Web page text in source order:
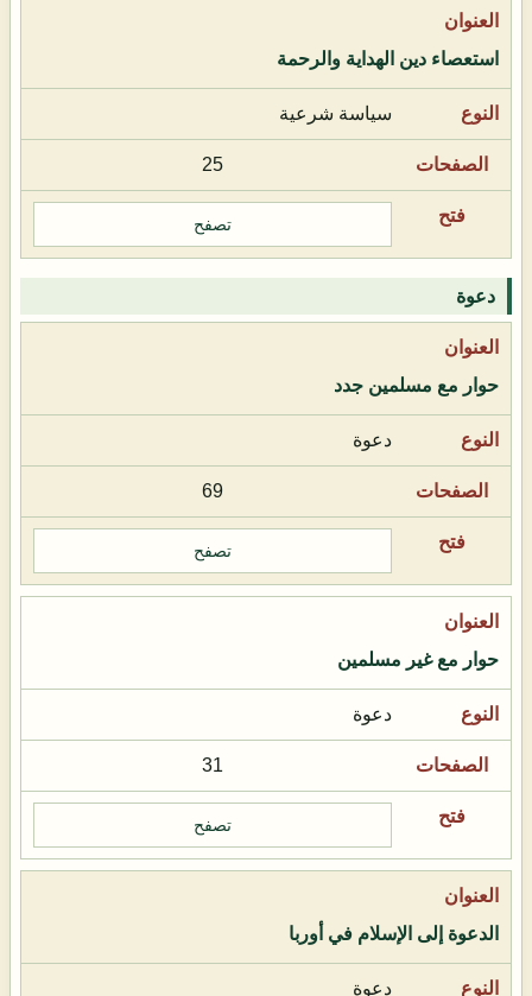
استعصاء دين الهداية والرحمة
سياسة شرعية
25
تصفح
دعوة
حوار مع مسلمين جدد
دعوة
69
تصفح
حوار مع غير مسلمين
دعوة
31
تصفح
الدعوة إلى الإسلام في أوربا
دعوة